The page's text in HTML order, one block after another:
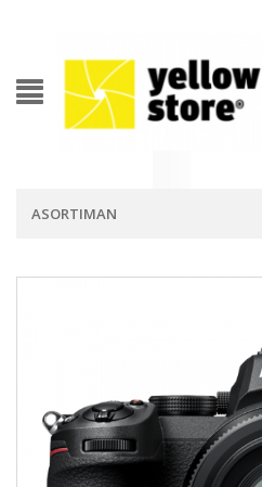
ASORTIMAN